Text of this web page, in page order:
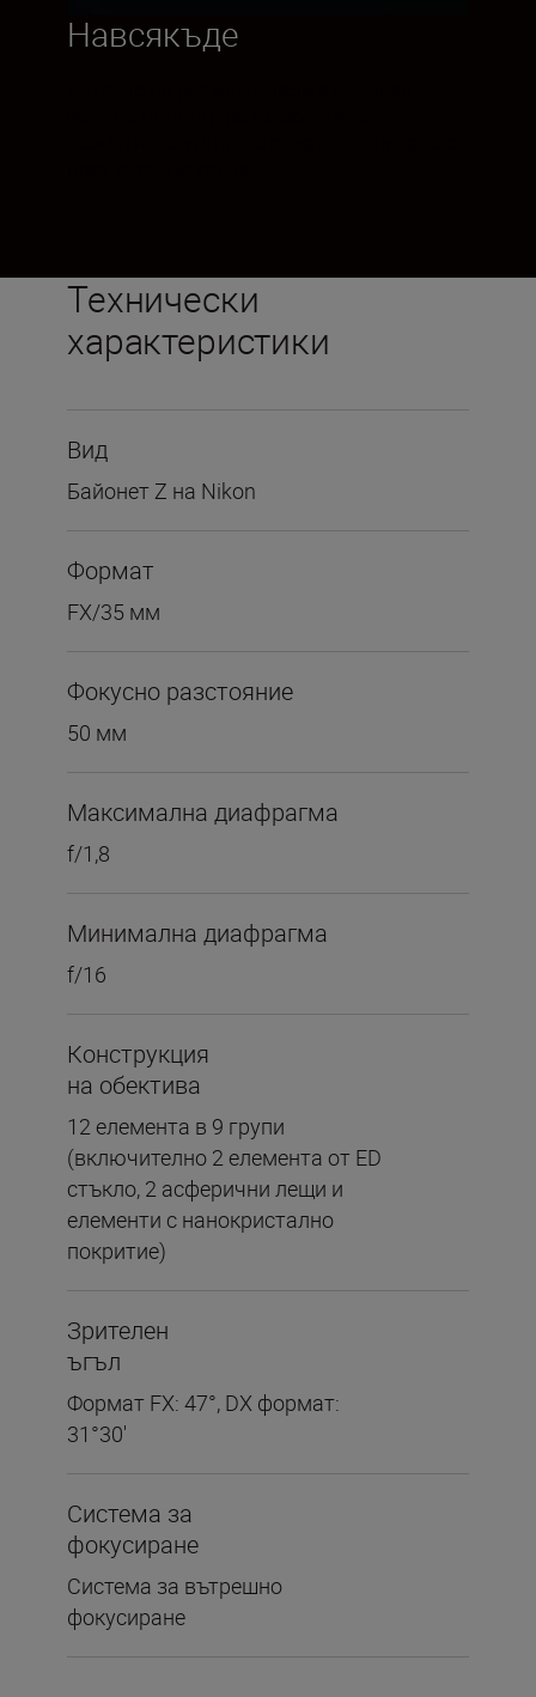
Навсякъде
Технически
характеристики
Вид
Байонет Z на Nikon
Формат
FX/35 мм
Фокусно разстояние
50 мм
Максимална диафрагма
f/1,8
Минимална диафрагма
f/16
Конструкция
на обектива
12 елемента в 9 групи
(включително 2 елемента от ED
стъкло, 2 асферични лещи и
елементи с нанокристално
покритие)
Зрителен
ъгъл
Формат FX: 47°, DX формат:
31°30'
Система за
фокусиране
Система за вътрешно
фокусиране